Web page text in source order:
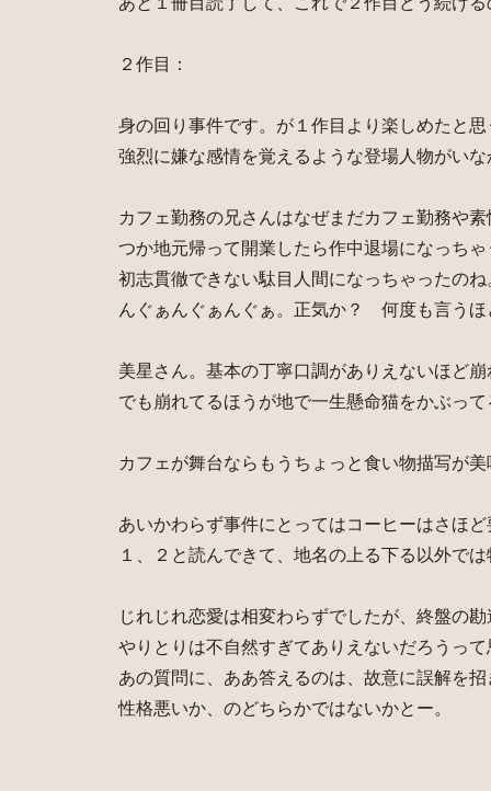
２作目：
身の回り事件です。が１作目より楽しめたと思
強烈に嫌な感情を覚えるような登場人物がいな
カフェ勤務の兄さんはなぜまだカフェ勤務や
つか地元帰って開業したら作中退場になっちゃ
初志貫徹できない駄目人間になっちゃったの
んぐぁんぐぁんぐぁ。正気か？ 何度も言うほ
美星さん。基本の丁寧口調がありえないほど
でも崩れてるほうが地で一生懸命猫をかぶっ
カフェが舞台ならもうちょっと食い物描写が
あいかわらず事件にとってはコーヒーはさほ
１、２と読んできて、地名の上る下る以外で
じれじれ恋愛は相変わらずでしたが、終盤の
やりとりは不自然すぎてありえないだろうっ
あの質問に、ああ答えるのは、故意に誤解を
性格悪いか、のどちらかではないかとー。